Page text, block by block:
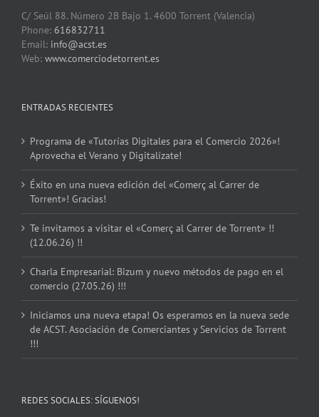
C/ Seúl 88. Número 2B Bajo 1. 4600 Torrent (Valencia)
Phone: 616832711
Email: info@acst.es
Web: www.comerciodetorrent.es
ENTRADAS RECIENTES
Programa de «Tutorías Digitales para el Comercio 2026»!
Aprovecha el Verano y Digitalízate!
Éxito en una nueva edición del «Comerç al Carrer de
Torrent»! Gracias!
Te invitamos a visitar el «Comerç al Carrer de Torrent» !!
(12.06.26) !!
Charla Empresarial: Bizum y nuevo métodos de pago en el
comercio (27.05.26) !!!
Iniciamos una nueva etapa! Os esperamos en la nueva sede
de ACST. Asociación de Comerciantes y Servicios de Torrent
!!!
REDES SOCIALES: SÍGUENOS!